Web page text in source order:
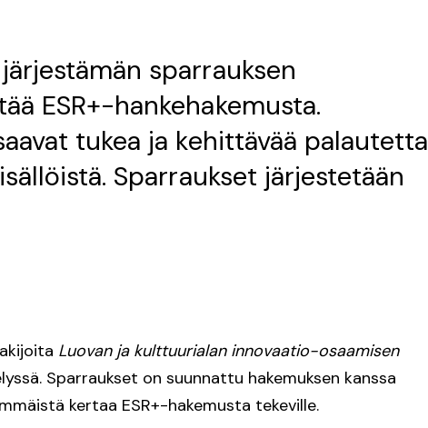
sparrauksen
ESR+-hankehakemusta.
tukea ja kehittävää palautetta
Sparraukset järjestetään
Luovan ja kulttuurialan innovaatio-osaamisen
Sparraukset on suunnattu hakemuksen kanssa
kertaa ESR+-hakemusta tekeville.